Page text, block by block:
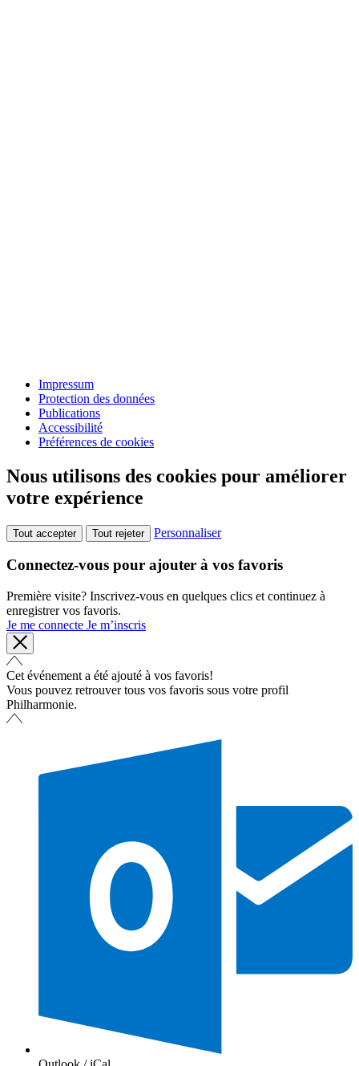
Impressum
Protection des données
Publications
Accessibilité
Préférences de cookies
Nous utilisons des cookies pour améliorer
votre expérience
Tout accepter Tout rejeter Personnaliser
Connectez-vous pour ajouter à vos favoris
Première visite? Inscrivez-vous en quelques clics et continuez à
enregistrer vos favoris.
Je me connecte Je m’inscris
Cet événement a été ajouté à vos favoris!
Vous pouvez retrouver tous vos favoris sous votre profil
Philharmonie.